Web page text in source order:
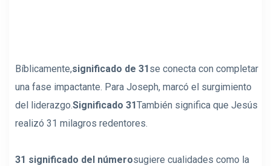
Bíblicamente,significado de 31se conecta con completar
una fase impactante. Para Joseph, marcó el surgimiento
del liderazgo.Significado 31También significa que Jesús
realizó 31 milagros redentores.
31 significado del númerosugiere cualidades como la